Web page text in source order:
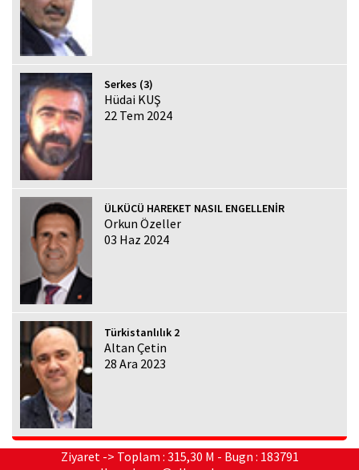
Serkes (3)
Hüdai KUŞ
22 Tem 2024
ÜLKÜCÜ HAREKET NASIL ENGELLENİR
Orkun Özeller
03 Haz 2024
Türkistanlılık 2
Altan Çetin
28 Ara 2023
Ziyaret -> Toplam : 315,30 M - Bugn : 183791